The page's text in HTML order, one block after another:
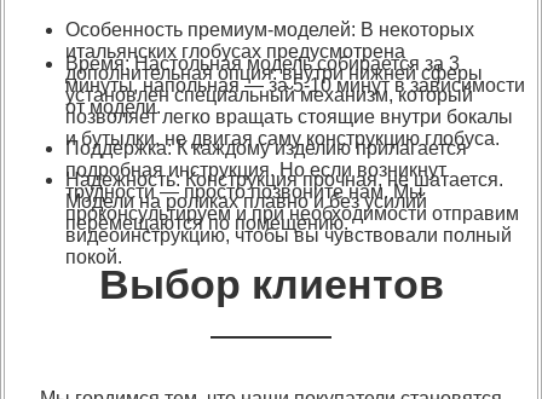
Особенность премиум-моделей: В некоторых
итальянских глобусах предусмотрена
дополнительная опция: внутри нижней сферы
установлен специальный механизм, который
позволяет легко вращать стоящие внутри бокалы
и бутылки, не двигая саму конструкцию глобуса.
Надежность: Конструкция прочная, не шатается.
Модели на роликах плавно и без усилий
перемещаются по помещению.
Время: Настольная модель собирается за 3
минуты, напольная — за 5-10 минут в зависимости
от модели.
Поддержка: К каждому изделию прилагается
подробная инструкция. Но если возникнут
трудности — просто позвоните нам. Мы
проконсультируем и при необходимости отправим
видеоинструкцию, чтобы вы чувствовали полный
покой.
Выбор клиентов